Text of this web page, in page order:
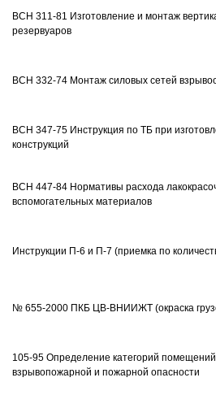
ВСН 311-81 Изготовление и монтаж
резервуаров
ВСН 332-74 Монтаж силовых сетей
ВСН 347-75 Инструкция по ТБ при
конструкций
ВСН 447-84 Нормативы расхода
вспомогательных материалов
Инструкции П-6 и П-7 (приемка по
№ 655-2000 ПКБ ЦВ-ВНИИЖТ (окраска
105-95 Определение категорий
взрывопожарной и пожарной опасности